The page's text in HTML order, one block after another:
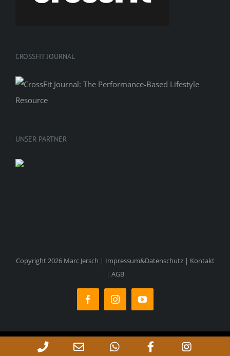
CROSSFIT JOURNAL
UNSER PARTNER
Copyright 2026 Marc Jersch | Impressum&Datenschutz| Kontakt
| AGB
FacebookInstagramYouTube
Phone Email WhatsAppFacebook